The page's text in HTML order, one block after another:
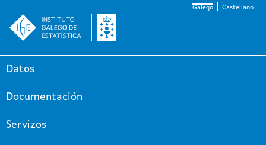
Galego Castellano
Datos
Documentación
Servizos